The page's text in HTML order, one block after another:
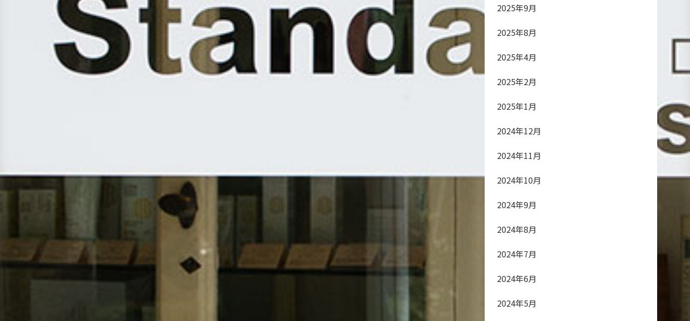
2025年9月
2025年8月
2025年4月
2025年2月
2025年1月
2024年12月
2024年11月
2024年10月
2024年9月
2024年8月
2024年7月
2024年6月
2024年5月